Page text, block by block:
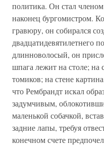
политика. Он стал
наконец бургомистром.
гравюру, он собирался
двадцатидевятилетнего
длинноволосый, он
шпага лежит на столе;
томиков; на стене
что Рембрандт искал
задумчивым,
маленькой собачкой,
задние лапы, требуя
конечном счете